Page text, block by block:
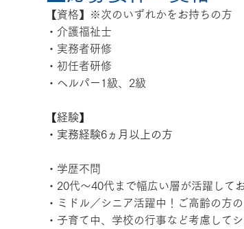
【資格】※次のいずれかをお持ちの方
・介護福祉士
・実務者研修
・初任者研修
・ヘルパー1級、2級
【経験】
・実務経験6ヵ月以上の方
・学歴不問
・20代〜40代まで幅広い層が活躍して
・ミドル／シニア活躍中！ご高齢の方
・子育て中、学校の行事など考慮して